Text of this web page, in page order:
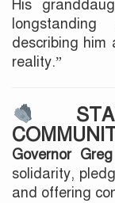
His
describing him
reality.”
Governor
solidarity,
and offering